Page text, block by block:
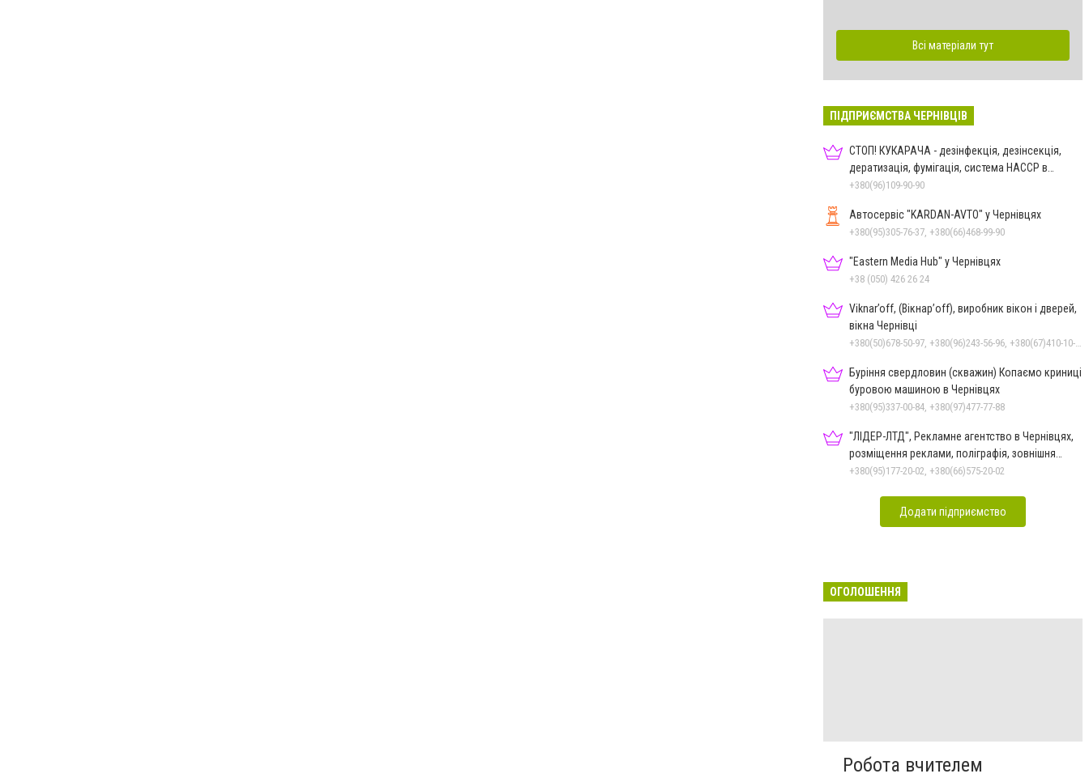
Всі матеріали тут
ПІДПРИЄМСТВА ЧЕРНІВЦІВ
СТОП! КУКАРАЧА - дезінфекція, дезінсекція,
дератизація, фумігація, система HACCP в
Чернівцях
+380(96)109-90-90
Автосервіс "KARDAN-AVTO" у Чернівцях
+380(95)305-76-37, +380(66)468-99-90
"Eastern Media Hub" у Чернівцях
+38 (050) 426 26 24
Viknar’off, (Вікнар’off), виробник вікон і дверей,
вікна Чернівці
Буріння свердловин (скважин) Копаємо криниці
буровою машиною в Чернівцях
+380(95)337-00-84, +380(97)477-77-88
"ЛІДЕР-ЛТД", Рекламне агентство в Чернівцях,
розміщення реклами, поліграфія, зовнішня
реклама
+380(95)177-20-02, +380(66)575-20-02
Додати підприємство
ОГОЛОШЕННЯ
Робота вчителем